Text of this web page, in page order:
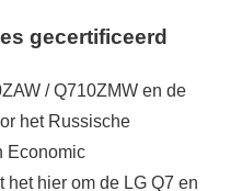
gecertificeerd
/ Q710ZMW en de
het Russische
Economic
hier om de LG Q7 en